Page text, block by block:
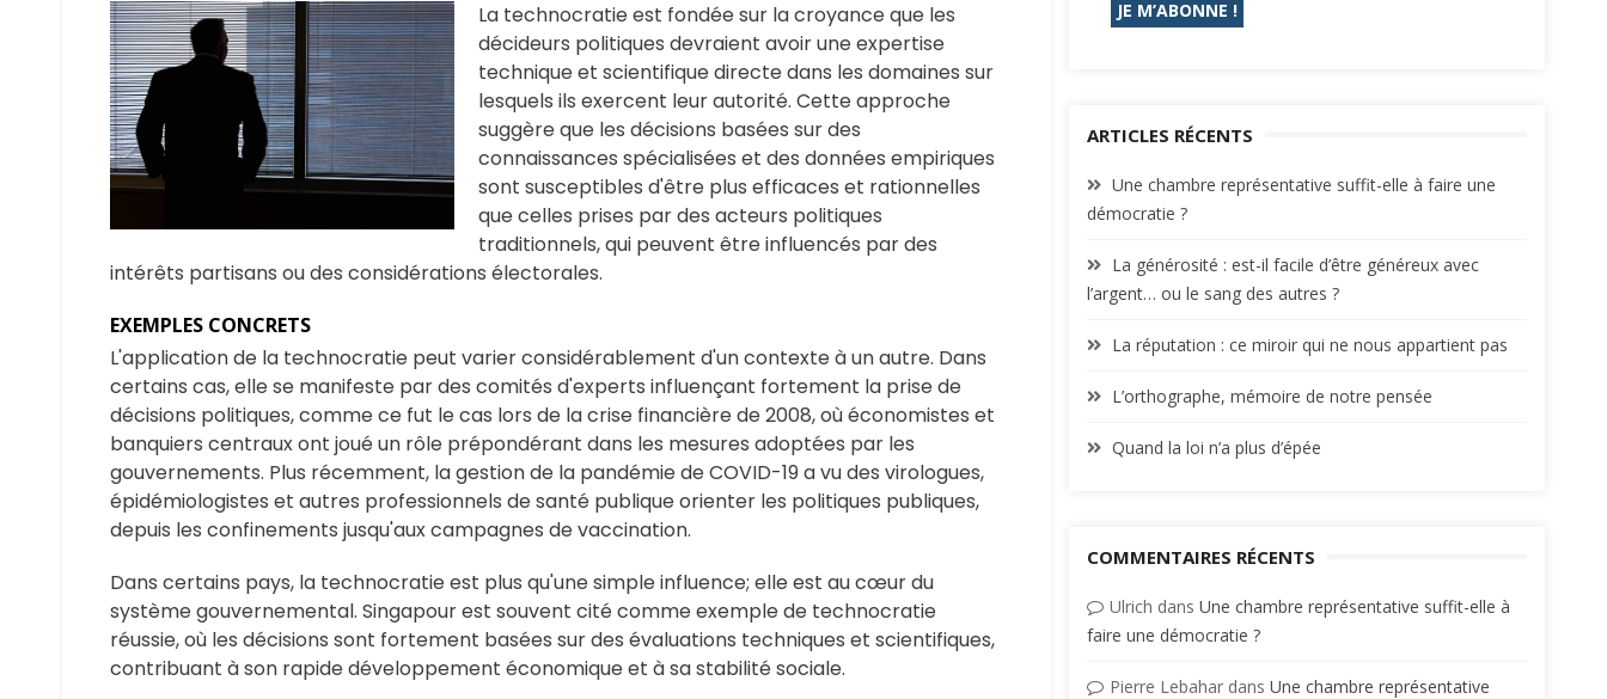
La technocratie est fondée sur la croyance que les
décideurs politiques devraient avoir une expertise
technique et scientifique directe dans les domaines sur
lesquels ils exercent leur autorité. Cette approche
suggère que les décisions basées sur des
connaissances spécialisées et des données empiriques
sont susceptibles d'être plus efficaces et rationnelles
que celles prises par des acteurs politiques
traditionnels, qui peuvent être influencés par des
intérêts partisans ou des considérations électorales.
EXEMPLES CONCRETS
L'application de la technocratie peut varier considérablement d'un contexte à un autre. Dans
certains cas, elle se manifeste par des comités d'experts influençant fortement la prise de
décisions politiques, comme ce fut le cas lors de la crise financière de 2008, où économistes et
banquiers centraux ont joué un rôle prépondérant dans les mesures adoptées par les
gouvernements. Plus récemment, la gestion de la pandémie de COVID-19 a vu des virologues,
épidémiologistes et autres professionnels de santé publique orienter les politiques publiques,
depuis les confinements jusqu'aux campagnes de vaccination.
Dans certains pays, la technocratie est plus qu'une simple influence; elle est au cœur du
système gouvernemental. Singapour est souvent cité comme exemple de technocratie
réussie, où les décisions sont fortement basées sur des évaluations techniques et scientifiques,
contribuant à son rapide développement économique et à sa stabilité sociale.
ARTICLES RÉCENTS
Une chambre représentative suffit-elle à faire une
démocratie ?
La générosité : est-il facile d’être généreux avec
l’argent… ou le sang des autres ?
La réputation : ce miroir qui ne nous appartient pas
L’orthographe, mémoire de notre pensée
Quand la loi n’a plus d’épée
COMMENTAIRES RÉCENTS
Ulrich dans Une chambre représentative suffit-elle à
faire une démocratie ?
Pierre Lebahardans Une chambre représentative